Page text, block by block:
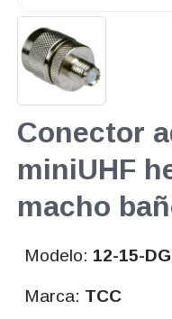
Conector
miniUHF
macho
Modelo: 12-15-
Marca: TCC